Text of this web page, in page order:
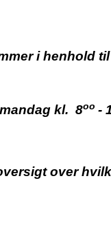
i henhold
kl. 8oo -
over